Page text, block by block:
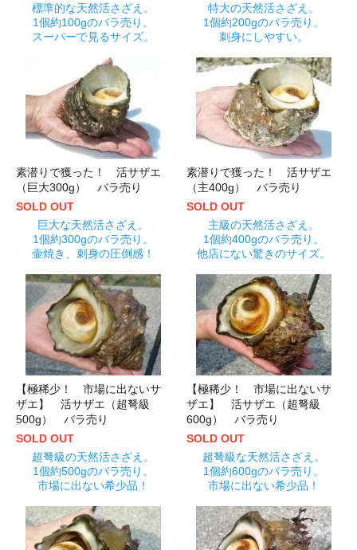
標準的な天然活さざえ。
1個約100gのバラ売り。
スーパーで見るサイズ。
特大の天然活さざえ。
1個約200gのバラ売り。
刺身にしやすい。
素潜りで獲った！ 活サザエ
（巨大300g） バラ売り
SOLD OUT
巨大な天然活さざえ。
1個約300gのバラ売り。
壷焼き、刺身の圧倒感！
素潜りで獲った！ 活サザエ
（主400g） バラ売り
SOLD OUT
主級の天然活さざえ。
1個約400gのバラ売り。
他店にない驚きのサイズ。
【極稀少！ 市場に出ないサ
ザエ】 活サザエ（超弩級
500g） バラ売り
SOLD OUT
超弩級の天然活さざえ。
1個約500gのバラ売り。
市場に出ない希少品！
【極稀少！ 市場に出ないサ
ザエ】 活サザエ（超弩級
600g） バラ売り
SOLD OUT
超弩級な天然活さざえ。
1個約600gのバラ売り。
市場に出ない希少品！